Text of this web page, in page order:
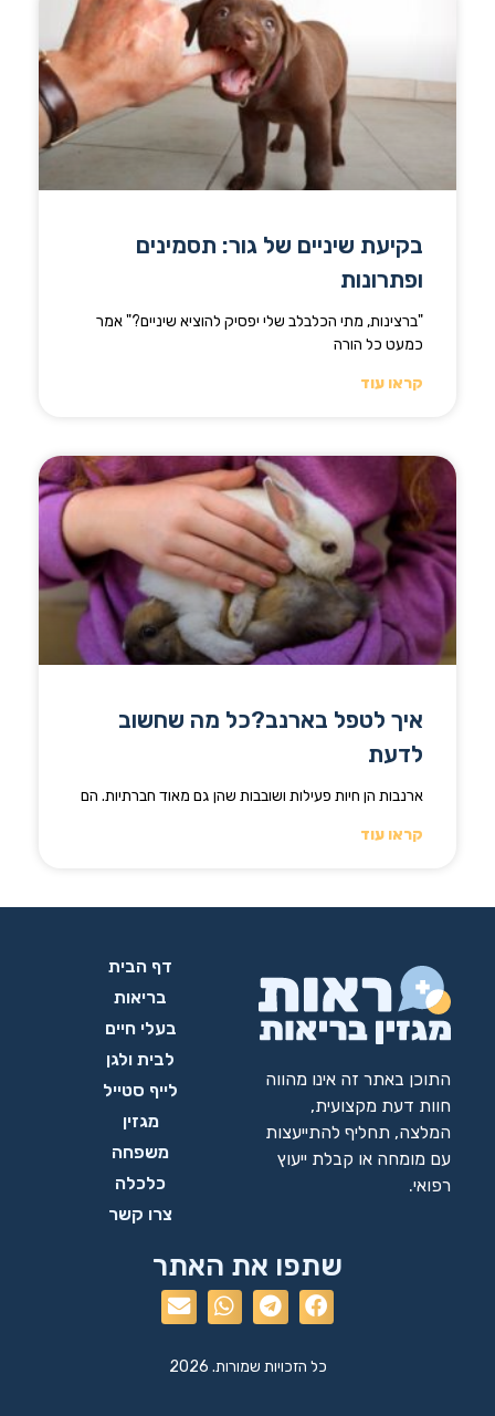
בקיעת שיניים של גור: תסמינים
ופתרונות
"ברצינות, מתי הכלבלב שלי יפסיק להוציא שיניים?" אמר
כמעט כל הורה
קראו עוד
איך לטפל בארנב?כל מה שחשוב
לדעת
ארנבות הן חיות פעילות ושובבות שהן גם מאוד חברתיות. הם
קראו עוד
התוכן באתר זה אינו מהווה
חוות דעת מקצועית,
המלצה, תחליף להתייעצות
עם מומחה או קבלת ייעוץ
רפואי.
דף הבית
בריאות
בעלי חיים
לבית ולגן
לייף סטייל
מגזין
משפחה
כלכלה
צרו קשר
שתפו את האתר
כל הזכויות שמורות. 2026